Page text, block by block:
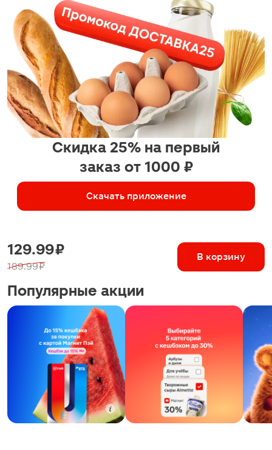
Скидка 25% на первый
заказ от 1000 ₽
Скачать приложение
129.99 ₽
189.99 ₽
В корзину
Популярные акции